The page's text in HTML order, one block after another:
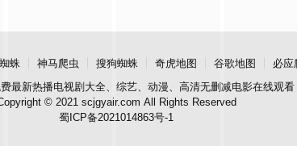
蛛 神马爬虫 搜狗蜘蛛 奇虎地图 谷歌地图
必应
最新热播电视剧大全、综艺、动漫、高清无删减电影在线观看
© 2021 scjgyair.com All Rights Reserved
蜀ICP备2021014863号-1